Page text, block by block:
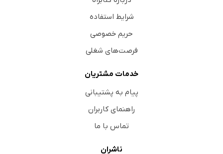
شرایط استفاده
حریم خصوصی
فرصت‌های شغلی
خدمات مشتریان
پیام به پشتیبانی
راهنمای کاربران
تماس با ما
ناشران